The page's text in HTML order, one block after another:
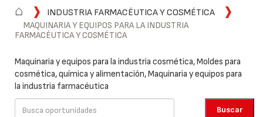
⌂
INDUSTRIA FARMACÉUTICA Y COSMÉTICA
MAQUINARIA Y EQUIPOS PARA LA INDUSTRIA
FARMACÉUTICA Y COSMÉTICA
Maquinaria y equipos para la industria cosmética, Moldes para
cosmética, química y alimentación, Maquinaria y equipos para
la industria farmacéutica